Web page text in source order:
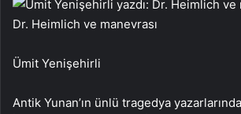
Dr. Heimlich ve manevrası
Ümit Yenişehirli
Antik Yunan’ın ünlü tragedya